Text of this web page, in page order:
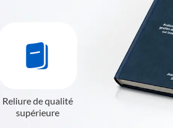
Reliure de qualité
supérieure